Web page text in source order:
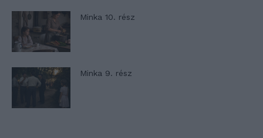
Minka 10. rész
Minka 9. rész